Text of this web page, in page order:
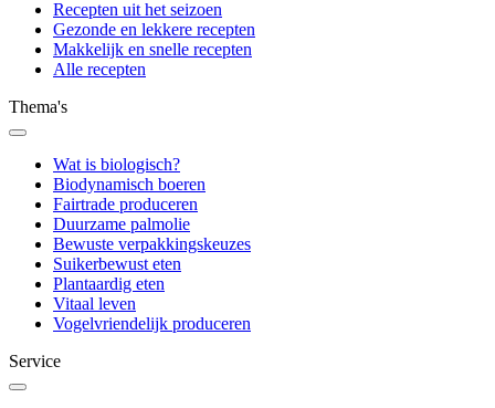
Recepten uit het seizoen
Gezonde en lekkere recepten
Makkelijk en snelle recepten
Alle recepten
Thema's
Wat is biologisch?
Biodynamisch boeren
Fairtrade produceren
Duurzame palmolie
Bewuste verpakkingskeuzes
Suikerbewust eten
Plantaardig eten
Vitaal leven
Vogelvriendelijk produceren
Service